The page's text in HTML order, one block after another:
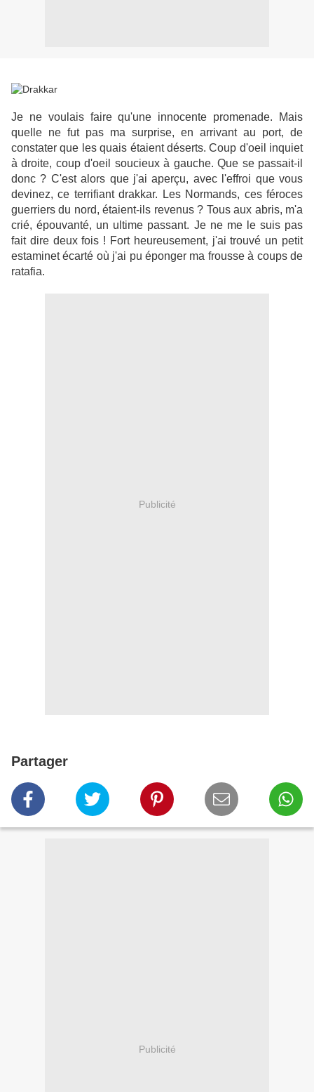
Je ne voulais faire qu'une innocente promenade. Mais
quelle ne fut pas ma surprise, en arrivant au port, de
constater que les quais étaient déserts. Coup d'oeil inquiet
à droite, coup d'oeil soucieux à gauche. Que se passait-il
donc ? C'est alors que j'ai aperçu, avec l'effroi que vous
devinez, ce terrifiant drakkar. Les Normands, ces féroces
guerriers du nord, étaient-ils revenus ? Tous aux abris, m'a
crié, épouvanté, un ultime passant. Je ne me le suis pas
fait dire deux fois ! Fort heureusement, j'ai trouvé un petit
estaminet écarté où j'ai pu éponger ma frousse à coups de
ratafia.
Publicité
Partager
Publicité